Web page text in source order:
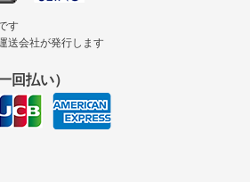
す
送会社が発行します
回払い）